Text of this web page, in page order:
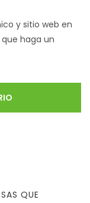
y sitio web en
haga un
QUE